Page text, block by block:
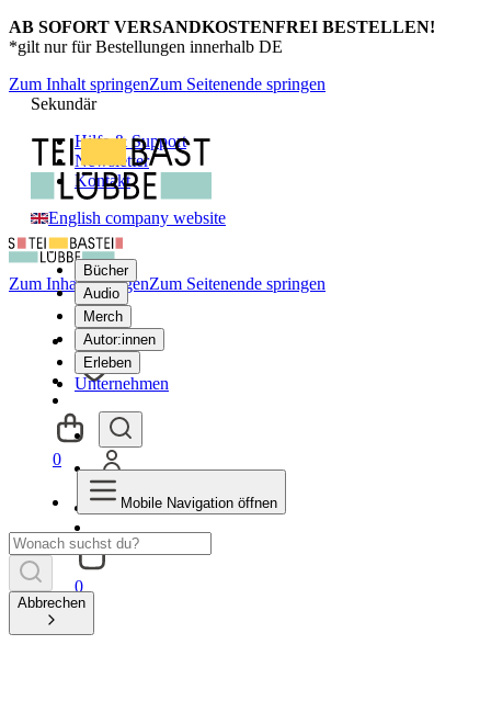
AB SOFORT VERSANDKOSTENFREI BESTELLEN!
*gilt nur für Bestellungen innerhalb DE
Zum Inhalt springenZum Seitenende springen
Sekundär
Hilfe & Support
Newsletter
Kontakt
English company website
Bücher
Audio
Merch
Autor:innen
Erleben
Unternehmen
0
Zum Inhalt springenZum Seitenende springen
0
Mobile Navigation öffnen
Abbrechen